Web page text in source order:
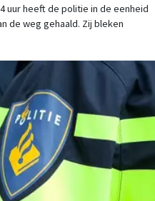
uur heeft de politie in de eenheid
de weg gehaald. Zij bleken